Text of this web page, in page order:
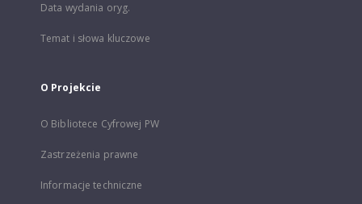
Data wydania oryg.
Temat i słowa kluczowe
O Projekcie
O Bibliotece Cyfrowej PW
Zastrzeżenia prawne
Informacje techniczne